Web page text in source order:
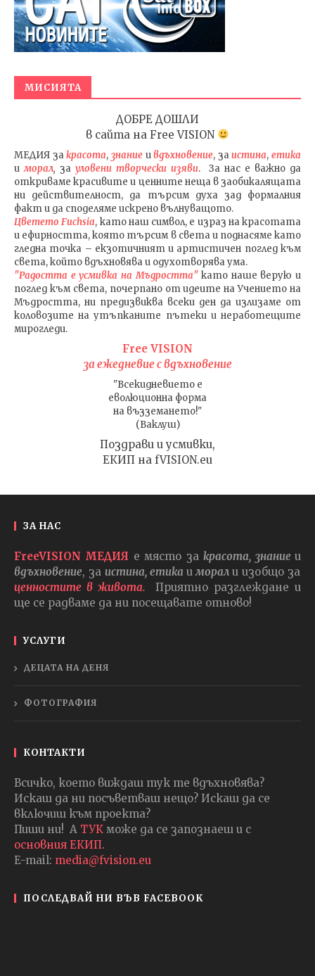
МИСИЯТА
ДОБРЕ ДОШЛИ
в сайта на Free VISION
МЕДИЯ закрасота, знаниеивдъхновение, заистина, етика
иморал, за уловени творчески изяви. За нас е важно да
откриваме красивите и ценните неща в заобикалящата
ни действителност, да търсим духа зад формалния
факт и да споделяме искрено вълнуващото.
Цветето Fuchsia, като наш символ, е израз на красотата
и ефирността, която търсим в света и поднасяме като
гледна точка – екзотичният и артистичен поглед към
света, който вдъхновява и одухотворява ума.
"Радостта е усмивка на Мъдростта"като наше верую и
поглед към света, почерпано от идеите на Учението на
Мъдростта, ни предизвиква всеки ден да излизаме от
коловозите на утъпканите пътеки и неработещите
мирогледи.
Free VISION
за ежедневие с вдъхновение
"Всекидневието е
еволюционна форма
на възземането!"
(Ваклуш)
Поздрави и усмивки,
ЕКИП на fVISION.eu
ЗА НАС
FreeVISION МЕДИЯ е място закрасота, знаниеи
вдъхновение, за истина, етика и морали изобщо за
ценностите в живота.
Приятно разглеждане и
ще се радваме да ни посещавате отново!
УСЛУГИ
ДЕЦАТА НА ДЕНЯ
ФОТОГРАФИЯ
КОНТАКТИ
Всичко, което виждаш тук те вдъхновява?
Искаш да ни посъветваш нещо? Искаш да се
включиш към проекта?
Пиши ни! А ТУК може да се запознаеш и с
основния ЕКИП.
E-mail: media@fvision.eu
ПОСЛЕДВАЙ НИ ВЪВ FACEBOOK